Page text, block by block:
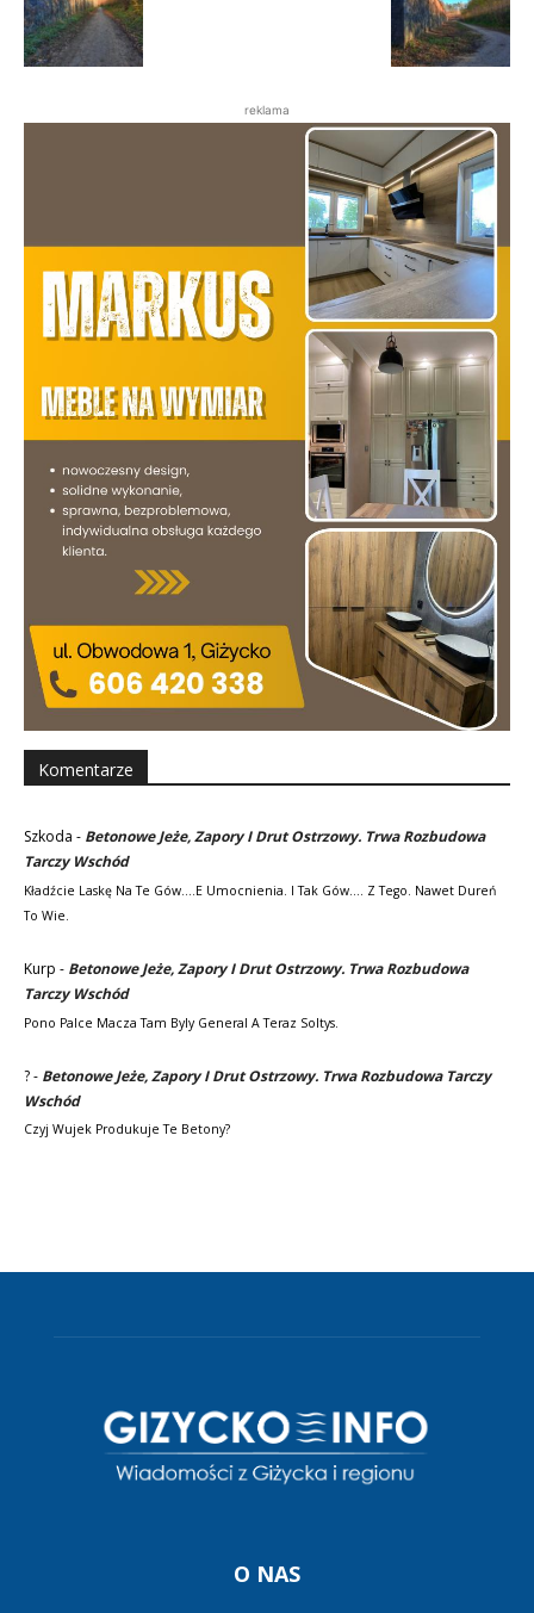
reklama
Komentarze
Szkoda - Betonowe Jeże, Zapory I Drut Ostrzowy. Trwa Rozbudowa
Tarczy Wschód
Kładźcie Laskę Na Te Gów....e Umocnienia. I Tak Gów.... Z Tego. Nawet Dureń
To Wie.
Kurp - Betonowe Jeże, Zapory I Drut Ostrzowy. Trwa Rozbudowa
Tarczy Wschód
Pono Palce Macza Tam Byly General A Teraz Soltys.
?- Betonowe Jeże, Zapory I Drut Ostrzowy. Trwa Rozbudowa Tarczy
Wschód
Czyj Wujek Produkuje Te Betony?
O NAS